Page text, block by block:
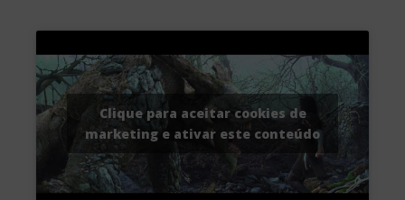
Clique para aceitar cookies de
marketing e ativar este conteúdo